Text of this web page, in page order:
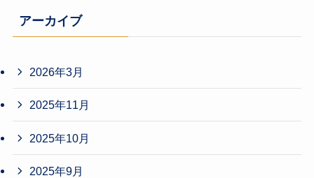
アーカイブ
2026年3月
2025年11月
2025年10月
2025年9月